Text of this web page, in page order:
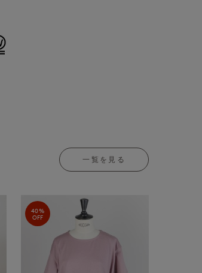
一覧を見る
40%
OFF